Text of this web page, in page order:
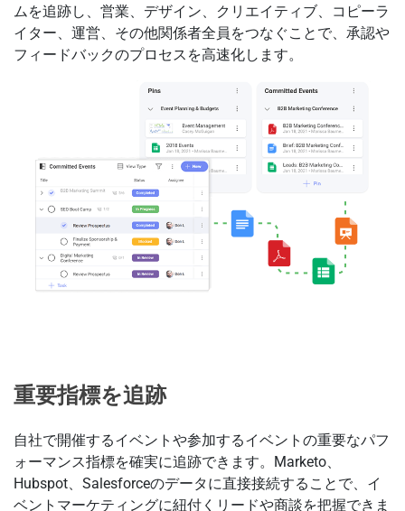
ムを追跡し、営業、デザイン、クリエイティブ、コピーラ
イター、運営、その他関係者全員をつなぐことで、承認や
フィードバックのプロセスを高速化します。
重要指標を追跡
自社で開催するイベントや参加するイベントの重要なパフ
ォーマンス指標を確実に追跡できます。Marketo、
Hubspot、Salesforceのデータに直接接続することで、イ
ベントマーケティングに紐付くリードや商談を把握できま